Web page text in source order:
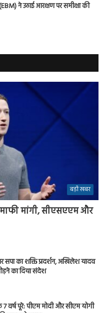
ने उठाई आरक्षण पर समीक्षा की
बड़ी खबर
मांगी, सीएसएएम और
सपा का शक्ति प्रदर्शन, अखिलेश यादव
का दिया संदेश
वर्ष पूरे: पीएम मोदी और सीएम योगी